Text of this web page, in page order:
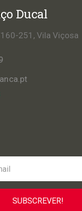
Ducal
251, Vila Viçosa